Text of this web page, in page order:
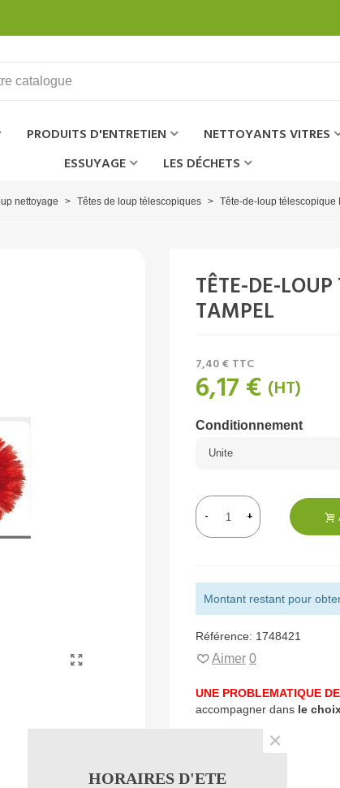
PRODUITS D'ENTRETIEN NETTOYANTS VITRES
ESSUYAGE
LES DÉCHETS
nettoyage > Têtes de loup télescopiques > Tête-de-loup télescopique
TÊTE-DE-
TAMPEL
7,40 € TTC
6,17 € (HT)
Conditionnement
- +
Montant restant pour
Référence: 1748421
Aimer 0
UNE PROBLEMATIQUE
accompagner dans le
HORAIRES D'ETE
×